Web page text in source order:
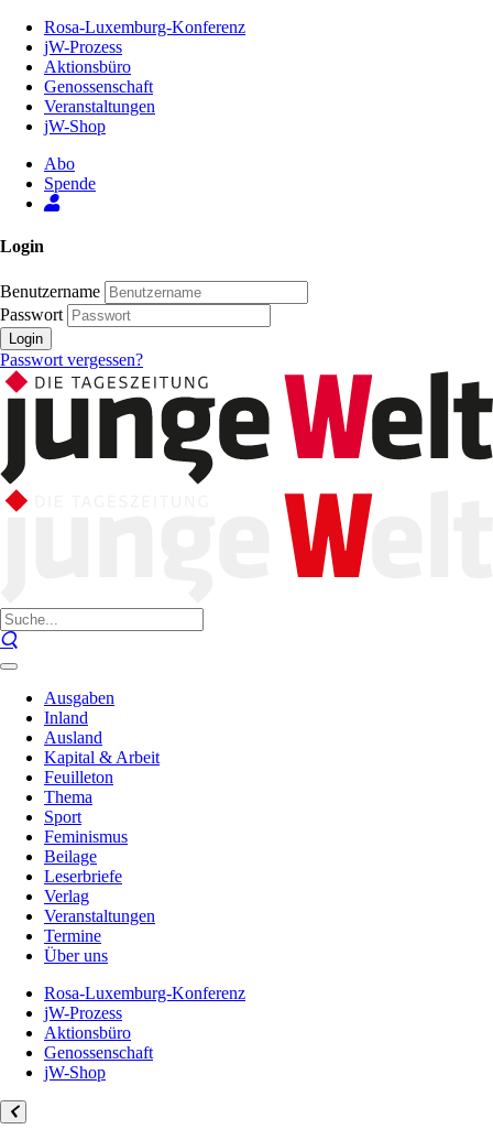
Inhalt
Seite
Rosa-Luxemburg-Konferenz
jW-Prozess
Aktionsbüro
Genossenschaft
Veranstaltungen
jW-Shop
Abo
Spende
Login
Benutzername
Passwort
Login
Passwort vergessen?
Ausgaben
Inland
Ausland
Kapital & Arbeit
Feuilleton
Thema
Sport
Feminismus
Beilage
Leserbriefe
Verlag
Veranstaltungen
Termine
Über uns
Rosa-Luxemburg-Konferenz
jW-Prozess
Aktionsbüro
Genossenschaft
jW-Shop